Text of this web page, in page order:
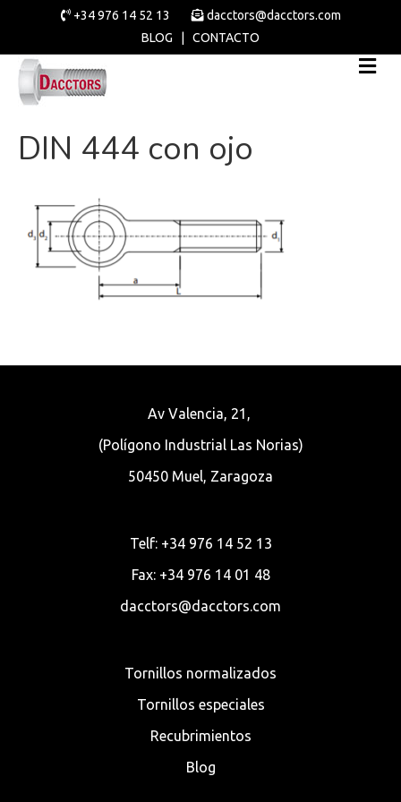
+34 976 14 52 13
dacctors@dacctors.com
BLOG
CONTACTO
DIN 444 con ojo
Av Valencia, 21,
(Polígono Industrial Las Norias)
50450 Muel, Zaragoza
Telf: +34 976 14 52 13
Fax: +34 976 14 01 48
dacctors@dacctors.com
Tornillos normalizados
Tornillos especiales
Recubrimientos
Blog